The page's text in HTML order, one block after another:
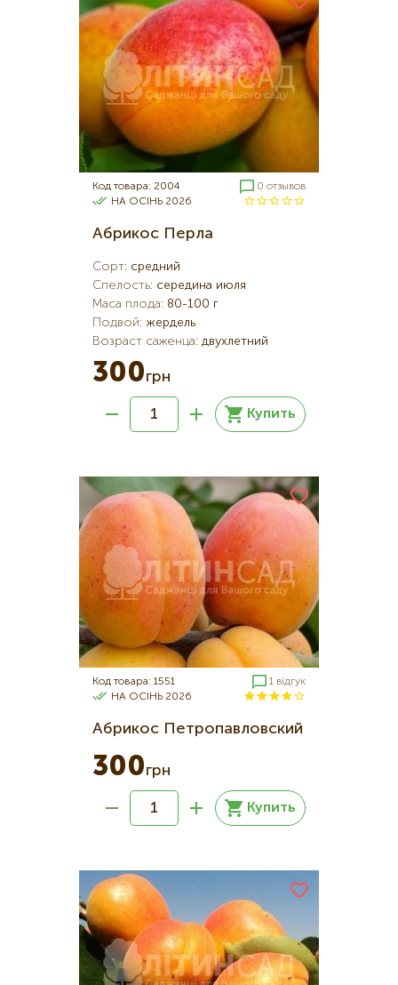
Код товара: 2004
0 отзывов
НА ОСІНЬ 2026
Абрикос Перла
Сорт: средний
Спелость: середина июля
Маса плода: 80-100 г
Подвой: жердель
Возраст саженца: двухлетний
300грн
Купить
Код товара: 1551
1 відгук
НА ОСІНЬ 2026
Абрикос Петропавловский
300грн
Купить